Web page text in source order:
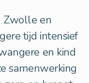
Zwolle en
tijd intensief
en kind
samenwerking